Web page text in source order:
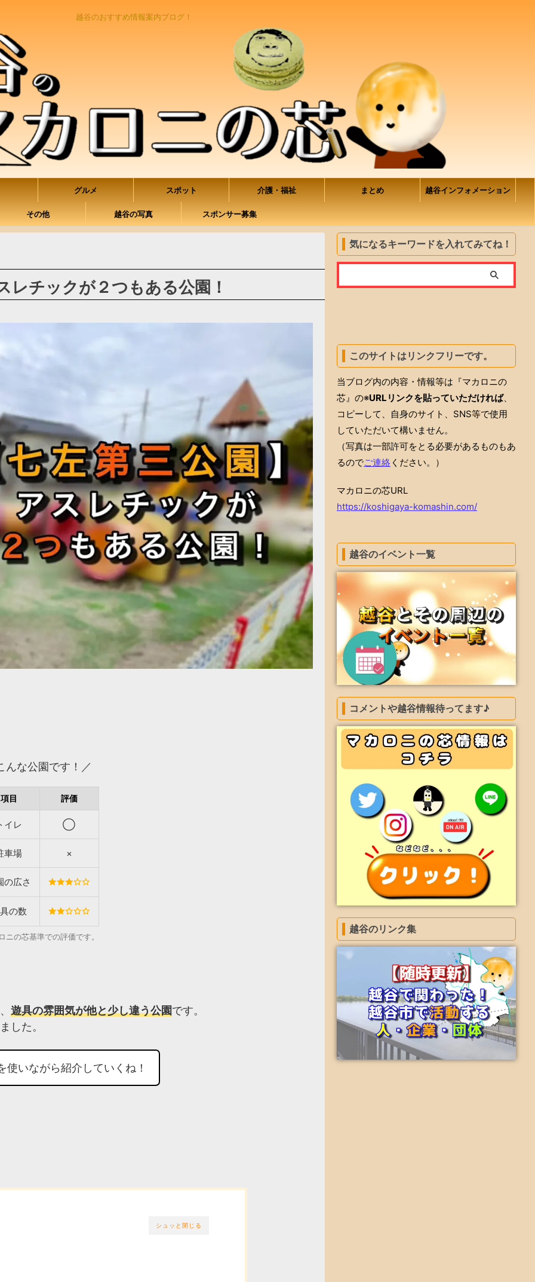
越谷のおすすめ情報案内ブログ！
グルメ スポット 介護・福祉 まとめ 越谷インフォメーション
その他 越谷の写真 スポンサー募集
レチックが２つもある公園！
んな公園です！／
項目 評価
イレ ◯
車場 ×
の広さ
の数
ニの芯基準での評価です。
遊具の雰囲気が他と少し違う公園です。
した。
使いながら紹介していくね！
シュッと閉じる
気になるキーワードを入れてみてね！
このサイトはリンクフリーです。
当ブログ内の内容・情報等は『マカロニの
芯』の※URLリンクを貼っていただければ、
コピーして、自身のサイト、SNS等で使用
していただいて構いません。
（写真は一部許可をとる必要があるものもあ
るのでご連絡 ください。）
マカロニの芯URL
https://koshigaya-komashin.com/
越谷のイベント一覧
コメントや越谷情報待ってます♪
越谷のリンク集